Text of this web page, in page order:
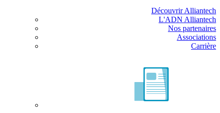
Découvrir Alliantech
L'ADN Alliantech
Nos partenaires
Associations
Carrière